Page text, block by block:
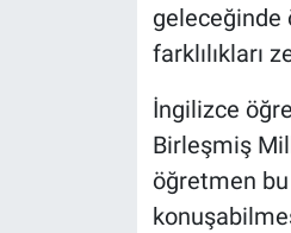
geleceğinde
farklılıkları
İngilizce
Birleşmiş
öğretmen